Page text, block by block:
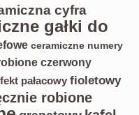
cyfra
gałki do
ceramiczne numery
czerwony
pałacowy fioletowy
robione